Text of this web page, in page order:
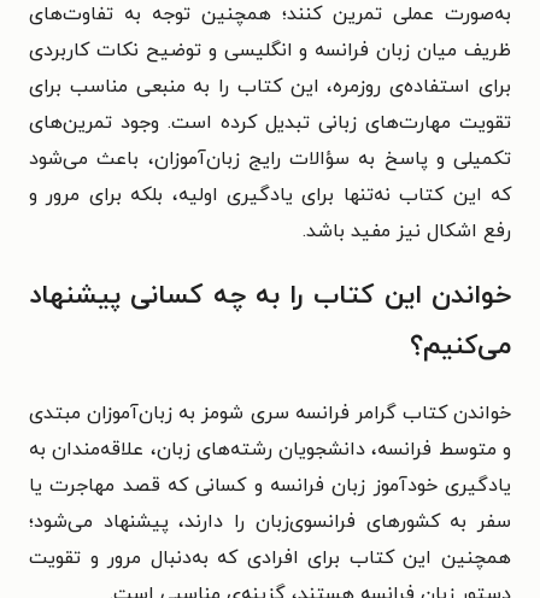
به‌صورت عملی تمرین کنند؛ همچنین توجه به تفاوت‌های
ظریف میان زبان فرانسه و انگلیسی و توضیح نکات کاربردی
برای استفاده‌ی روزمره، این کتاب را به منبعی مناسب برای
تقویت مهارت‌های زبانی تبدیل کرده است. وجود تمرین‌های
تکمیلی و پاسخ به سؤالات رایج زبان‌آموزان، باعث می‌شود
که این کتاب نه‌تنها برای یادگیری اولیه، بلکه برای مرور و
رفع اشکال نیز مفید باشد.
خواندن این کتاب را به چه کسانی پیشنهاد
می‌کنیم؟
خواندن کتاب گرامر فرانسه سری شومز به زبان‌آموزان مبتدی
و متوسط فرانسه، دانشجویان رشته‌های زبان، علاقه‌مندان به
یادگیری خودآموز زبان فرانسه و کسانی که قصد مهاجرت یا
سفر به کشورهای فرانسوی‌زبان را دارند، پیشنهاد می‌شود؛
همچنین این کتاب برای افرادی که به‌دنبال مرور و تقویت